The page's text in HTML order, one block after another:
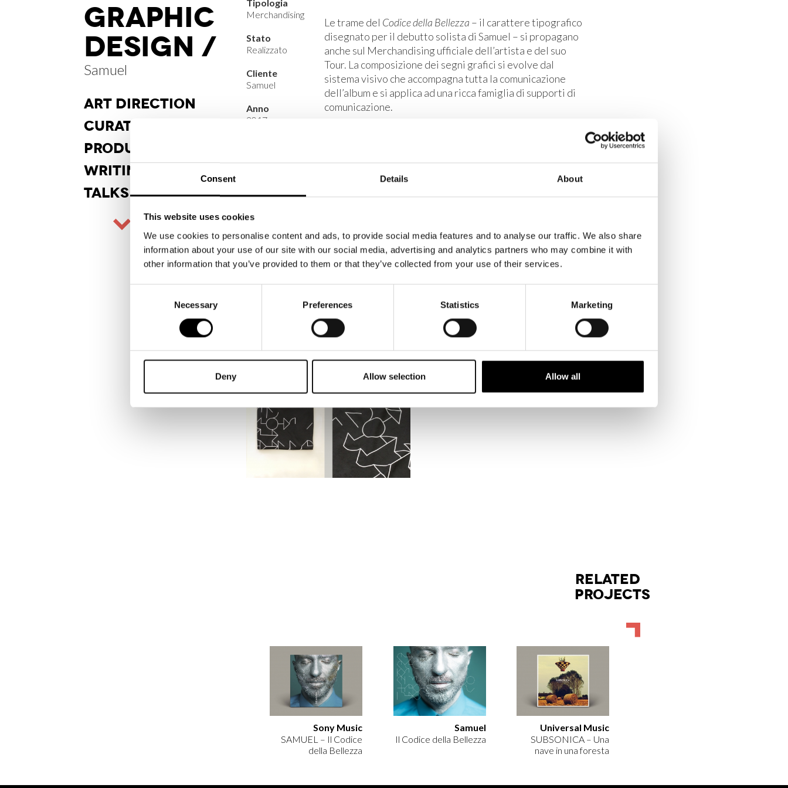
Consent Details About
This website uses cookies
We use cookies to personalise content and ads, to provide social media features and to analyse our traffic. We also share
information about your use of our site with our social media, advertising and analytics partners who may combine it with
other information that you’ve provided to them or that they’ve collected from your use of their services.
Necessary Preferences Statistics Marketing
Deny Allow selection Allow all
GRAPHIC
DESIGN /
Samuel
ART DIRECTION
CURATORSHIP
PRODUCT
WRITINGS
TALKS
Tipologia
Merchandising
Stato
Realizzato
Cliente
Samuel
Anno
2017
Le trame del Codice della Bellezza – il carattere tipografico
disegnato per il debutto solista di Samuel – si propagano
anche sul Merchandising ufficiale dell’artista e del suo
Tour. La composizione dei segni grafici si evolve dal
sistema visivo che accompagna tutta la comunicazione
dell’album e si applica ad una ricca famiglia di supporti di
comunicazione.
RELATED
PROJECTS
Sony Music
SAMUEL – Il Codice
della Bellezza
Samuel
Il Codice della Bellezza
Universal Music
SUBSONICA – Una
nave in una foresta